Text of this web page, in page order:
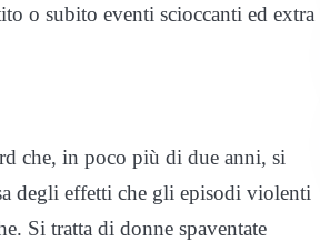
o subito eventi scioccanti ed extra
che, in poco più di due anni, si
degli effetti che gli episodi violenti
Si tratta di donne spaventate